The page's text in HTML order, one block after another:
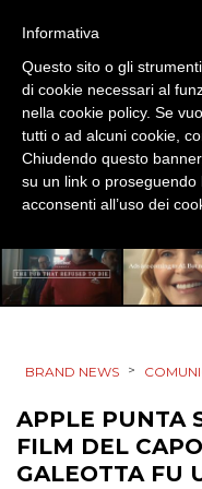
DIGITALE
EDITORIA
ESTERNA
RADIO / AUDIO
TV
DATI
RICERCHE
BRAND NEWS >
APPLE PUNTA
FILM DEL
GALEOTTA FU
Informativa
Questo sito o gli
di cookie necessari al
nella cookie policy. Se
tutti o ad alcuni cookie,
Chiudendo questo
su un link o proseguendo
acconsenti all’uso dei